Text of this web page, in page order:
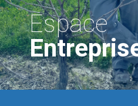
Espace